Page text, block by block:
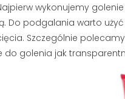
SANDALWOOD
(SANDAŁOWIEC),
SANDAŁOWE CZYLI
wykonujemy
Do podgalania warto
Szczególnie
golenia jak